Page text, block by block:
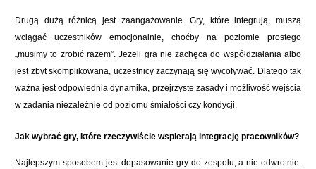
Drugą dużą różnicą jest zaangażowanie. Gry, które integrują, muszą
wciągać uczestników emocjonalnie, choćby na poziomie prostego
„musimy to zrobić razem”. Jeżeli gra nie zachęca do współdziałania albo
jest zbyt skomplikowana, uczestnicy zaczynają się wycofywać. Dlatego tak
ważna jest odpowiednia dynamika, przejrzyste zasady i możliwość wejścia
w zadania niezależnie od poziomu śmiałości czy kondycji.
Jak wybrać gry, które rzeczywiście wspierają integrację pracowników?
Najlepszym sposobem jest dopasowanie gry do zespołu, a nie odwrotnie.